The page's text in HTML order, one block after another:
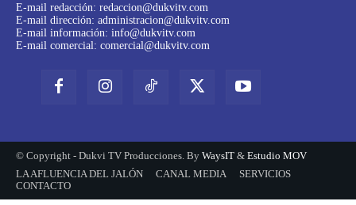
E-mail redacción: redaccion@dukvitv.com
E-mail dirección: administracion@dukvitv.com
E-mail información: info@dukvitv.com
E-mail comercial: comercial@dukvitv.com
© Copyright - Dukvi TV Producciones. By WaysIT & Estudio MOV
LA AFLUENCIA DEL JALÓN
CANAL MEDIA
SERVICIOS
CONTACTO